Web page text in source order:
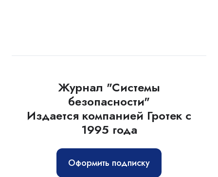
Журнал "Системы
безопасности"
Издается компанией Гротек с
1995 года
Оформить подписку